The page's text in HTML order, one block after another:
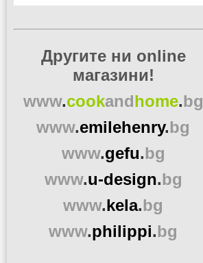
Другите ни online
магазини!
www.cookandhome.bg
www.emilehenry.bg
www.gefu.bg
www.u-design.bg
www.kela.bg
www.philippi.bg